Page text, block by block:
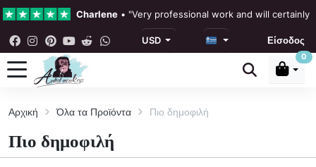
Charlene • "Very professional work and will certainly
Rebecka Douglas
Ronan Dodgson •"Excellent service clear
USD Είσοδος
0
Αρχική Όλα τα Προϊόντα Πιο δημοφιλή
Πιο δημοφιλή